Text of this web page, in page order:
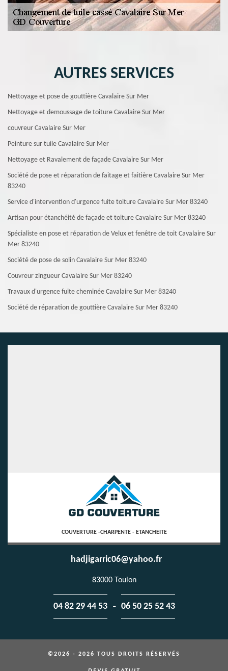
AUTRES SERVICES
Nettoyage et pose de gouttière Cavalaire Sur Mer
Nettoyage et demoussage de toiture Cavalaire Sur Mer
couvreur Cavalaire Sur Mer
Peinture sur tuile Cavalaire Sur Mer
Nettoyage et Ravalement de façade Cavalaire Sur Mer
Société de pose et réparation de faitage et faitière Cavalaire Sur Mer
83240
Service d'intervention d'urgence fuite toiture Cavalaire Sur Mer 83240
Artisan pour étanchéité de façade et toiture Cavalaire Sur Mer 83240
Spécialiste en pose et réparation de Velux et fenêtre de toit Cavalaire Sur
Mer 83240
Société de pose de solin Cavalaire Sur Mer 83240
Couvreur zingueur Cavalaire Sur Mer 83240
Travaux d'urgence fuite cheminée Cavalaire Sur Mer 83240
Société de réparation de gouttière Cavalaire Sur Mer 83240
COUVERTURE -CHARPENTE - ETANCHEITE
hadjigarric06@yahoo.fr
83000 Toulon
04 82 29 44 53 - 06 50 25 52 43
©2026 - 2026 TOUS DROITS RÉSERVÉS